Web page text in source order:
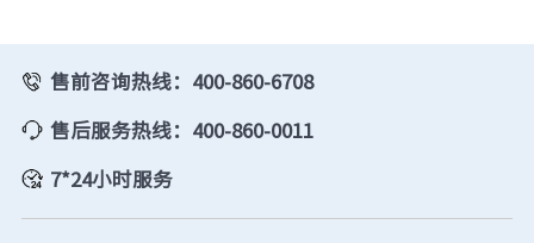
售前咨询热线：400-860-6708
售后服务热线：400-860-0011
7*24小时服务